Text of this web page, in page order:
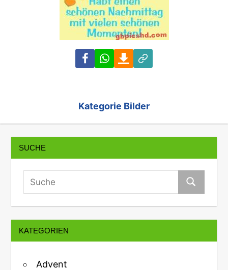
FacebookWhatsAppDownload
Link
Kategorie Bilder
SUCHE
KATEGORIEN
Advent